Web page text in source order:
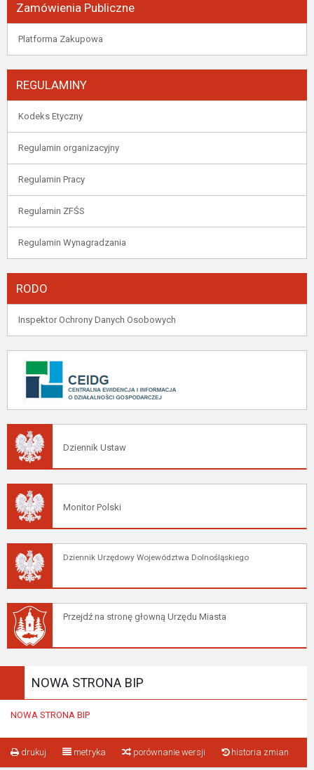
Zamówienia Publiczne
Platforma Zakupowa
REGULAMINY
Kodeks Etyczny
Regulamin organizacyjny
Regulamin Pracy
Regulamin ZFŚS
Regulamin Wynagradzania
RODO
Inspektor Ochrony Danych Osobowych
Dziennik Ustaw
Monitor Polski
Dziennik Urzędowy Województwa Dolnośląskiego
Przejdź na stronę głowną Urzędu Miasta
NOWA STRONA BIP
NOWA STRONA BIP
drukuj metryka porównanie wersji historia zmian